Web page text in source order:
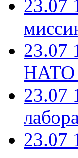
23.07
23.07
НАТО
23.07
23.07